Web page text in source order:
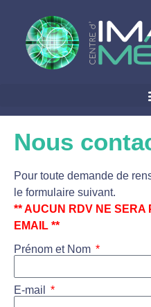
Nous
Pour toute demande de
le formulaire suivant.
** AUCUN RDV NE SERA
EMAIL **
Prénom et Nom
E-mail